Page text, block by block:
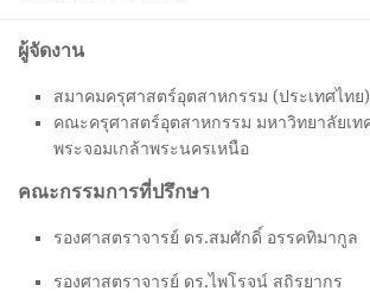
ผู้จัดงาน
สมาคมครุศาสตร์อุตสาหกรรม (ประเทศไทย)
คณะครุศาสตร์อุตสาหกรรม มหาวิทยาลัยเท
พระจอมเกล้าพระนครเหนือ
คณะกรรมการที่ปรึกษา
รองศาสตราจารย์ ดร.สมศักดิ์ อรรคทิมากูล
รองศาสตราจารย์ ดร.ไพโรจน์ สถิรยากร